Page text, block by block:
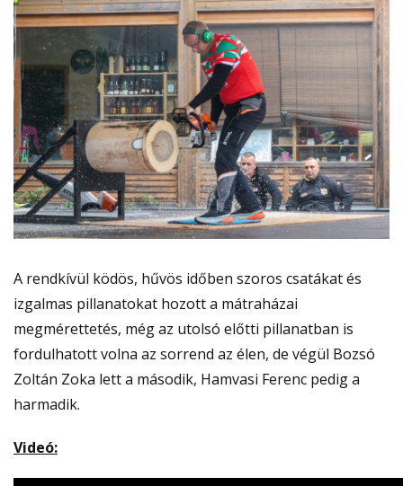
A rendkívül ködös, hűvös időben szoros csatákat és
izgalmas pillanatokat hozott a mátraházai
megmérettetés, még az utolsó előtti pillanatban is
fordulhatott volna az sorrend az élen, de végül Bozsó
Zoltán Zoka lett a második, Hamvasi Ferenc pedig a
harmadik.
Videó: